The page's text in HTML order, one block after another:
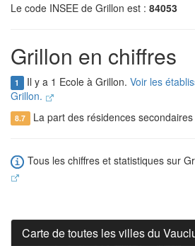
Le code INSEE de Grillon est : 84053
Grillon en chiffres
1 Il y a 1 Ecole à Grillon. Voir les
Grillon.
8.7 La part des résidences secondaires
Tous les chiffres et statistiques sur
Carte de toutes les villes du